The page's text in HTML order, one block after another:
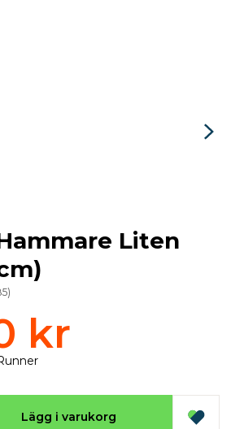
Liten
)
kr
Lägg i varukorg